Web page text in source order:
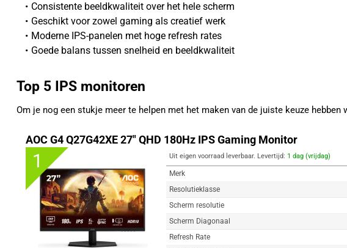
Consistente beeldkwaliteit over het hele scherm
Geschikt voor zowel gaming als creatief werk
Moderne IPS-panelen met hoge refresh rates
Goede balans tussen snelheid en beeldkwaliteit
Top 5 IPS monitoren
Om je nog een stukje meer te helpen met het maken van de juiste keuze
AOC G4 Q27G42XE 27" QHD 180Hz IPS Gaming Monitor
1 Uit eigen voorraad leverbaar. Levertijd: 1 dag (vrijdag)
Merk
Resolutieklasse
Scherm resolutie
Scherm Diagonaal
Refresh Rate